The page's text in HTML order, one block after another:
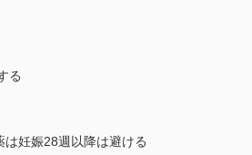
る
妊娠28週以降は避ける